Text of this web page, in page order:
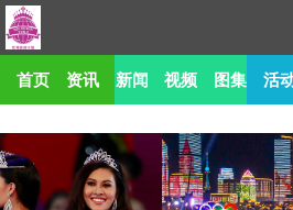
首页 资讯 新闻 视频 图集 活